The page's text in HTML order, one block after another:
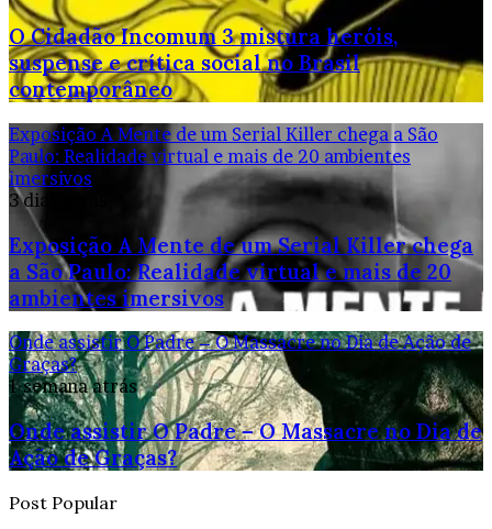
O Cidadão Incomum 3 mistura heróis,
suspense e crítica social no Brasil
contemporâneo
Exposição A Mente de um Serial Killer chega a São
Paulo: Realidade virtual e mais de 20 ambientes
imersivos
3 dias atrás
Exposição A Mente de um Serial Killer chega
a São Paulo: Realidade virtual e mais de 20
ambientes imersivos
Onde assistir O Padre – O Massacre no Dia de Ação de
Graças?
1 semana atrás
Onde assistir O Padre – O Massacre no Dia de
Ação de Graças?
Post Popular